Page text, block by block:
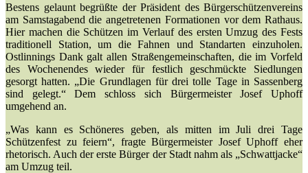
Bestens gelaunt begrüßte der Präsident des Bürgerschützenvereins
am Samstagabend die angetretenen Formationen vor dem Rathaus.
Hier machen die Schützen im Verlauf des ersten Umzug des Fests
traditionell Station, um die Fahnen und Standarten einzuholen.
Ostlinnings Dank galt allen Straßengemeinschaften, die im Vorfeld
des Wochenendes wieder für festlich geschmückte Siedlungen
gesorgt hatten. „Die Grundlagen für drei tolle Tage in Sassenberg
sind gelegt.“ Dem schloss sich Bürgermeister Josef Uphoff
umgehend an.
„Was kann es Schöneres geben, als mitten im Juli drei Tage
Schützenfest zu feiern“, fragte Bürgermeister Josef Uphoff eher
rhetorisch. Auch der erste Bürger der Stadt nahm als „Schwattjacke“
am Umzug teil.